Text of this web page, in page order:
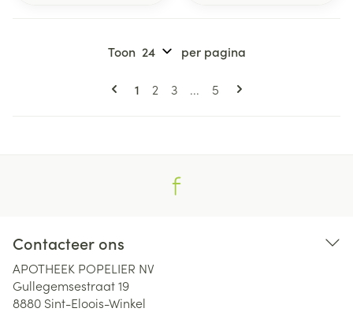
Pagina's
U lees momenteel pagina
1 Pagina
2 Pagina
3 ... Pagina
5
Toon per pagina
Contacteer ons
APOTHEEK POPELIER NV
Gullegemsestraat 19
8880 Sint-Eloois-Winkel